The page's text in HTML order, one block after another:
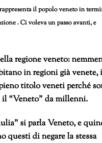
il popolo veneto in
. Ci voleva un passo avanti, e
regione veneto:
in regioni già venete,
titolo veneti perché
il “Veneto” da millenni.
si parla Veneto, e
questi di negare la stessa